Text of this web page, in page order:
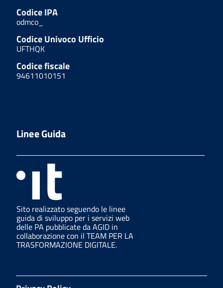
Codice IPA
odmco_
Codice Univoco Ufficio
UFTHQK
Codice fiscale
94611010151
Linee Guida
Sito realizzato seguendo le linee
guida di sviluppo per i servizi web
delle PA pubblicate da AGID in
collaborazione con il TEAM PER LA
TRASFORMAZIONE DIGITALE.